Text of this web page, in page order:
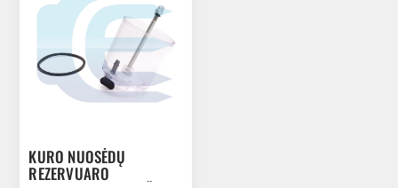
KURO NUOSĖDŲ
REZERVUARO